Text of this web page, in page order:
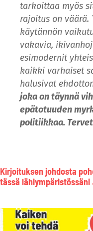
tarkoittaa myös
rajoitus on väärä.
käytännön
vakavia,
esimodernit
kaikki varhaiset
halusivat
joka on täynnä
epätotuuden
politiikkaa.
Kirjoituksen johdosta
tässä lähiympäristössäni